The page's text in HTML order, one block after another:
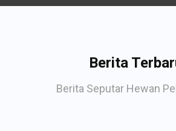
Berita
Berita Seputar Hewan